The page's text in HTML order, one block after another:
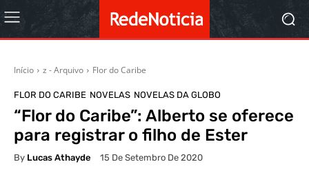
Início z - Arquivo Flor do Caribe
FLOR DO CARIBE NOVELAS NOVELAS DA GLOBO
“Flor do Caribe”: Alberto se oferece
para registrar o filho de Ester
By Lucas Athayde 15 De Setembro De 2020